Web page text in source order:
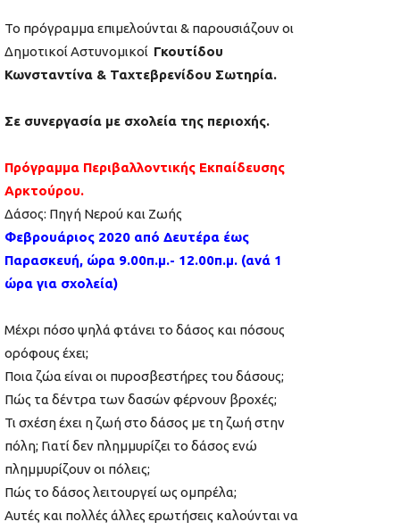
Το πρόγραμμα επιμελούνται & παρουσιάζουν οι
Δημοτικοί Αστυνομικοί Γκουτίδου
Κωνσταντίνα & Ταχτεβρενίδου Σωτηρία.
Σε συνεργασία με σχολεία της περιοχής.
Πρόγραμμα Περιβαλλοντικής Εκπαίδευσης
Αρκτούρου.
Δάσος: Πηγή Νερού και Ζωής
Φεβρουάριος 2020 από Δευτέρα έως
Παρασκευή, ώρα 9.00π.μ.- 12.00π.μ. (ανά 1
ώρα για σχολεία)
Μέχρι πόσο ψηλά φτάνει το δάσος και πόσους
ορόφους έχει;
Ποια ζώα είναι οι πυροσβεστήρες του δάσους;
Πώς τα δέντρα των δασών φέρνουν βροχές;
Τι σχέση έχει η ζωή στο δάσος με τη ζωή στην
πόλη; Γιατί δεν πλημμυρίζει το δάσος ενώ
πλημμυρίζουν οι πόλεις;
Πώς το δάσος λειτουργεί ως ομπρέλα;
Αυτές και πολλές άλλες ερωτήσεις καλούνται να